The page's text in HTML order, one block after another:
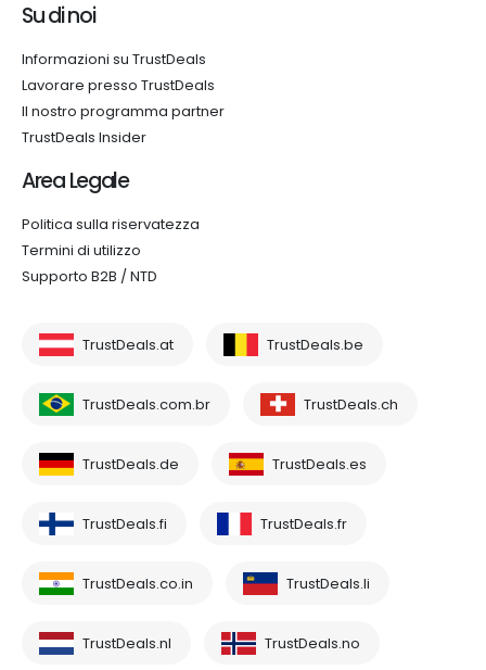
Su di noi
Informazioni su TrustDeals
Lavorare presso TrustDeals
Il nostro programma partner
TrustDeals Insider
Area Legale
Politica sulla riservatezza
Termini di utilizzo
Supporto B2B / NTD
TrustDeals.at TrustDeals.be
TrustDeals.com.br TrustDeals.ch
TrustDeals.de TrustDeals.es
TrustDeals.fi TrustDeals.fr
TrustDeals.co.in TrustDeals.li
TrustDeals.nl TrustDeals.no